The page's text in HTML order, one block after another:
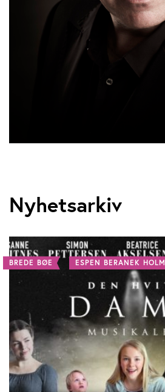
Nyhetsarkiv
BREDE BØE ESPEN BERANEK HOLM